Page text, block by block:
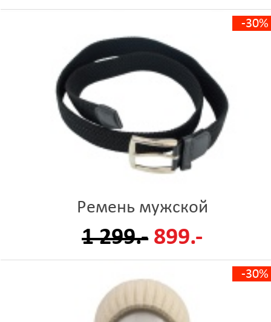
-30%
Ремень мужской
1 299.- 899.-
-30%